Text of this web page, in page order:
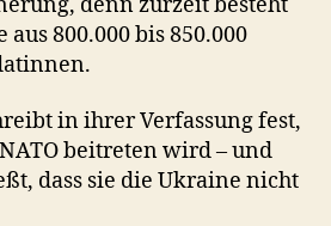
aus 800.000 bis 850.000
in ihrer Verfassung fest,
beitreten wird – und
dass sie die Ukraine nicht